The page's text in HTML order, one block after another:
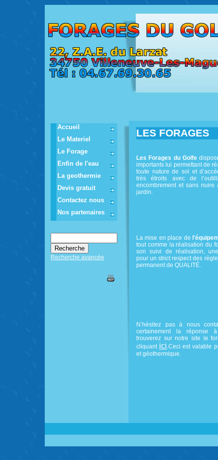
Accueil
Le Materiel
Le Forage
Enfin de l'eau
La geothermie
Devis gratuit
Contactez nous
Nos partenaires
Recherche avancée
LES FORAGES
Les Forages du Golfe
importants lui permettant de
toute nature de sol et
très étroits avec de
encombrement et sans nuire
jardin.
La mise en place de
tout comme la réalisation du
son suivi de réalisation,
pour un strict respect des
permanent de QUALITÉ.
N’hésitez pas à nous
certainement la réponse
trouverez sur notre site le
cliquant ici.Ceci est valable
et géothermique.